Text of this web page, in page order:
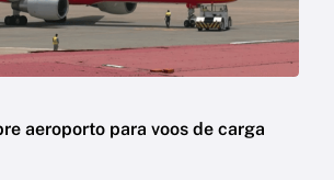
aeroporto para voos de carga